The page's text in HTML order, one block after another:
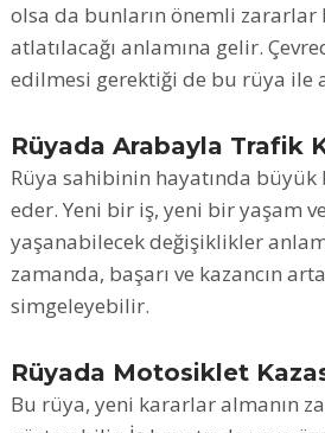
olsa da bunların önemli zararlar
atlatılacağı anlamına gelir.
edilmesi gerektiği de bu rüya ile
Rüyada Arabayla Trafik
Rüya sahibinin hayatında
eder. Yeni bir iş, yeni bir yaşam
yaşanabilecek değişiklikler
zamanda, başarı ve kazancın
simgeleyebilir.
Rüyada Motosiklet
Bu rüya, yeni kararlar almanın